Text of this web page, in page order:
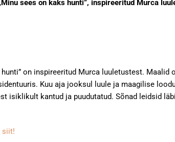
sees on kaks hunti”, inspireeritud Murca
on inspireeritud Murca luuletustest. Maalid
Kuu aja jooksul luule ja maagilise
isiklikult kantud ja puudutatud. Sõnad leidsid
siit!